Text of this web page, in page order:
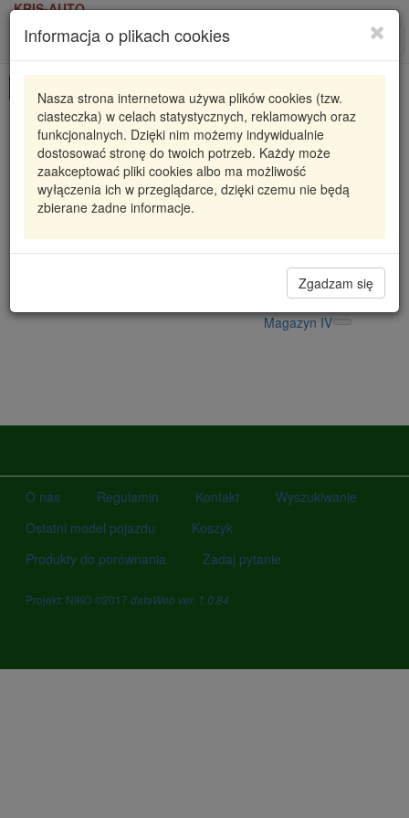
KRIS-AUTO
Informacja o plikach cookies
Nasza strona internetowa używa plików cookies (tzw.
ciasteczka) w celach statystycznych, reklamowych oraz
funkcjonalnych. Dzięki nim możemy indywidualnie
dostosować stronę do twoich potrzeb. Każdy może
zaakceptować pliki cookies albo ma możliwość
wyłączenia ich w przeglądarce, dzięki czemu nie będą
zbierane żadne informacje.
Zgadzam się
Karta produktu
632.000 ELRING
632000 ELRNOWOSC (2018.01)
12,63 zł
Filia Lublin 0
Magazyn II
Magazyn V
Magazyn IV
O nas Regulamin Kontakt
Wyszukiwanie
Ostatni model pojazdu
Koszyk
Produkty do porównania
Zadaj pytanie
Projekt: NIKO ©2017 dataWeb ver. 1.0.84